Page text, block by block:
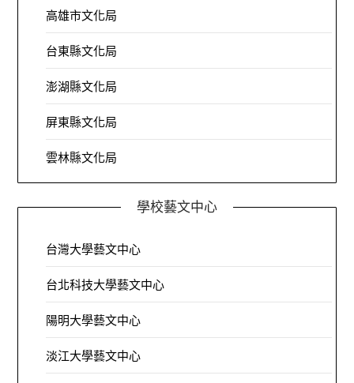
高雄市文化局
台東縣文化局
澎湖縣文化局
屏東縣文化局
雲林縣文化局
學校藝文中心
台灣大學藝文中心
台北科技大學藝文中心
陽明大學藝文中心
淡江大學藝文中心